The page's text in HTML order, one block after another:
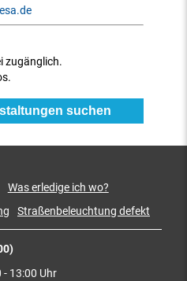
zugänglich.
suchen
13:00 Uhr
Was erledige ich wo?
Straßenbeleuchtung defekt